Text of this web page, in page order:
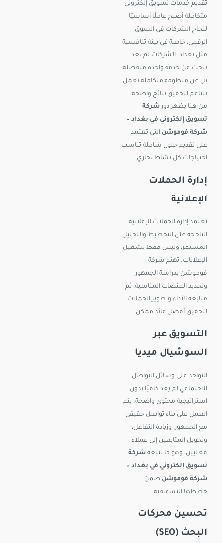
تقديم خدمات تسويق إلكتروني
متكاملة أصبح عاملًا أساسيًا
لنجاح الشركات في السوق
الرقمي، خاصة في بيئة تنافسية
مثل بغداد. الشركات لم تعد
تبحث عن خدمة واحدة منفصلة،
بل عن منظومة متكاملة تعمل
بتناغم لتحقيق نتائج واضحة.
من هنا يظهر دورشركة
تسويق إلكتروني في بغداد –
شركة فوموشن التي تعتمد
على تقديم حلول شاملة تناسب
احتياجات كل نشاط تجاري.
إدارة الحملات
الإعلانية
تعتمد إدارة الحملات الإعلانية
الناجحة على التخطيط والتحليل
المستمر، وليس فقط تشغيل
الإعلانات. تهتم شركة
فوموشن بدراسة الجمهور
وتحديد المنصات المناسبة، ثم
متابعة الأداء وتطوير الحملات
لتحقيق أفضل عائد ممكن.
التسويق عبر
السوشيال ميديا
التواجد على وسائل التواصل
الاجتماعي لم يعد كافيًا بدون
استراتيجية محتوى واضحة. يتم
العمل على بناء تواصل حقيقي
مع الجمهور، وزيادة التفاعل،
وتحويل المتابعين إلى عملاء
فعليين، وهو ما تتبعه شركة
تسويق إلكتروني في بغداد –
شركة فوموشن ضمن
خططها التسويقية.
تحسين محركات
البحث (SEO)